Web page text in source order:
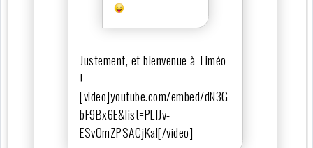
Justement, et bienvenue à Timéo
!
[video]youtube.com/embed/dN3G
bF9Bx6E&list=PLIJv-
ESv0mZPSACjKal[/video]